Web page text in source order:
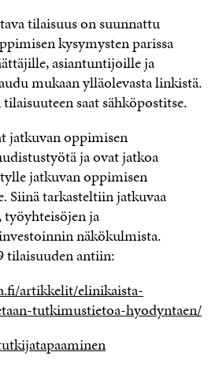
tilaisuus on suunnattu
kysymysten parissa
asiantuntijoille ja
mukaan ylläolevasta linkistä.
saat sähköpostitse.
jatkuvan oppimisen
ja ovat jatkoa
jatkuvan oppimisen
Siinä tarkasteltiin jatkuvaa
ja
näkökulmista.
tilaisuuden antiin:
artikkelit/elinikaista-
tutkimustietoa-hyodyntaen/